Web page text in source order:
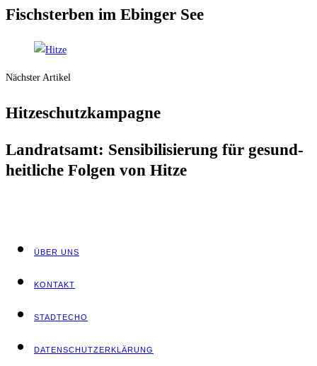
Fisch­ster­ben im Ebin­ger See
Nächster Artikel
Hit­ze­schutz­kam­pa­gne
Land­rats­amt: Sen­si­bi­li­sie­rung für gesund­
heit­li­che Fol­gen von Hitze
ÜBER UNS
KON­TAKT
STADT­ECHO
DATEN­SCHUTZ­ER­KLÄ­RUNG